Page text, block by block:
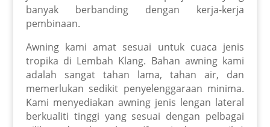
banyak berbanding dengan kerja-kerja
pembinaan.
Awning kami amat sesuai untuk cuaca jenis
tropika di Lembah Klang. Bahan awning kami
adalah sangat tahan lama, tahan air, dan
memerlukan sedikit penyelenggaraan minima.
Kami menyediakan awning jenis lengan lateral
berkualiti tinggi yang sesuai dengan pelbagai